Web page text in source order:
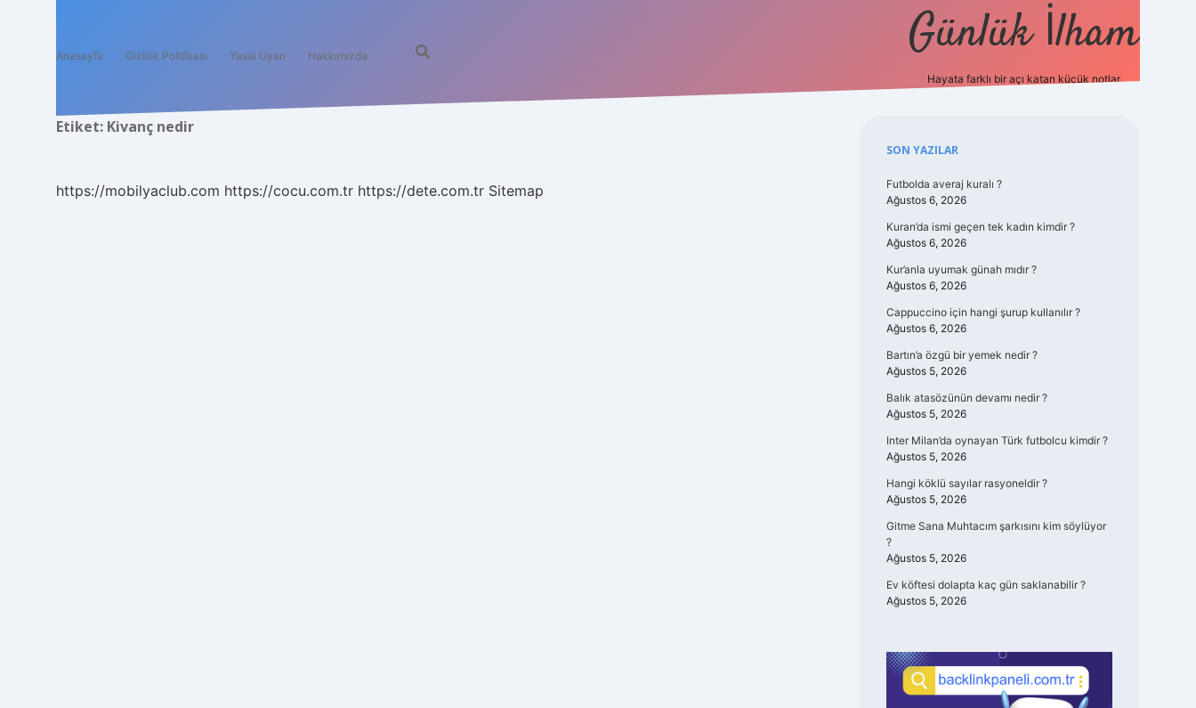
Anasayfa Gizlilik Politikası Yasal Uyarı Hakkımızda Günlük İlham
Hayata farklı bir açı katan küçük notlar.
Etiket: Kivanç nedir
https://mobilyaclub.com https://cocu.com.tr https://dete.com.tr Sitemap
Sidebar
SON YAZILAR
Futbolda averaj kuralı ?
Ağustos 6, 2026
Kuran’da ismi geçen tek kadın kimdir ?
Ağustos 6, 2026
Kur’anla uyumak günah mıdır ?
Ağustos 6, 2026
Cappuccino için hangi şurup kullanılır ?
Ağustos 6, 2026
Bartın’a özgü bir yemek nedir ?
Ağustos 5, 2026
Balık atasözünün devamı nedir ?
Ağustos 5, 2026
Inter Milan’da oynayan Türk futbolcu kimdir ?
Ağustos 5, 2026
Hangi köklü sayılar rasyoneldir ?
Ağustos 5, 2026
Gitme Sana Muhtacım şarkısını kim söylüyor
?
Ağustos 5, 2026
Ev köftesi dolapta kaç gün saklanabilir ?
Ağustos 5, 2026